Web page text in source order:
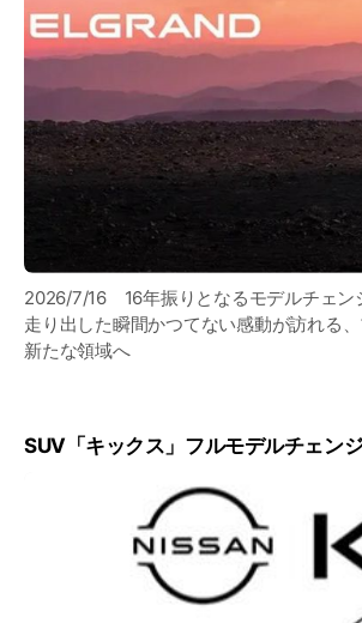
2026/7/16 16年振りとなるモデルチェン
走り出した瞬間かつてない感動が訪れる
新たな領域へ
SUV「キックス」フルモデルチェン